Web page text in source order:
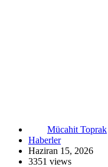
Mücahit Toprak
Haberler
Haziran 15, 2026
3351 views